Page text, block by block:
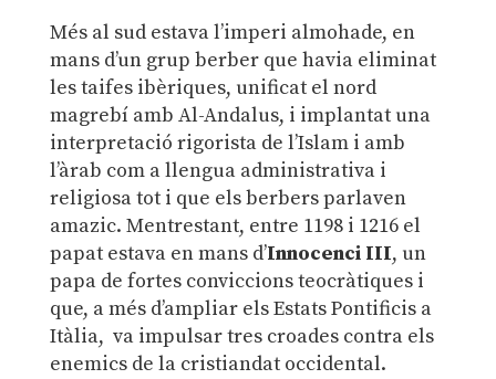
Més al sud estava l’imperi almohade, en
mans d’un grup berber que havia eliminat
les taifes ibèriques, unificat el nord
magrebí amb Al-Andalus, i implantat una
interpretació rigorista de l’Islam i amb
l’àrab com a llengua administrativa i
religiosa tot i que els berbers parlaven
amazic. Mentrestant, entre 1198 i 1216 el
papat estava en mans d’Innocenci III, un
papa de fortes conviccions teocràtiques i
que, a més d’ampliar els Estats Pontificis a
Itàlia, va impulsar tres croades contra els
enemics de la cristiandat occidental.